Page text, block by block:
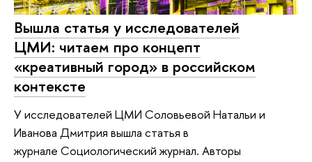
Вышла статья у исследователей
ЦМИ: читаем про концепт
«креативный город» в российском
контексте
У исследователей ЦМИ Соловьевой Натальи и
Иванова Дмитрия вышла статья в
журнале Социологический журнал. Авторы